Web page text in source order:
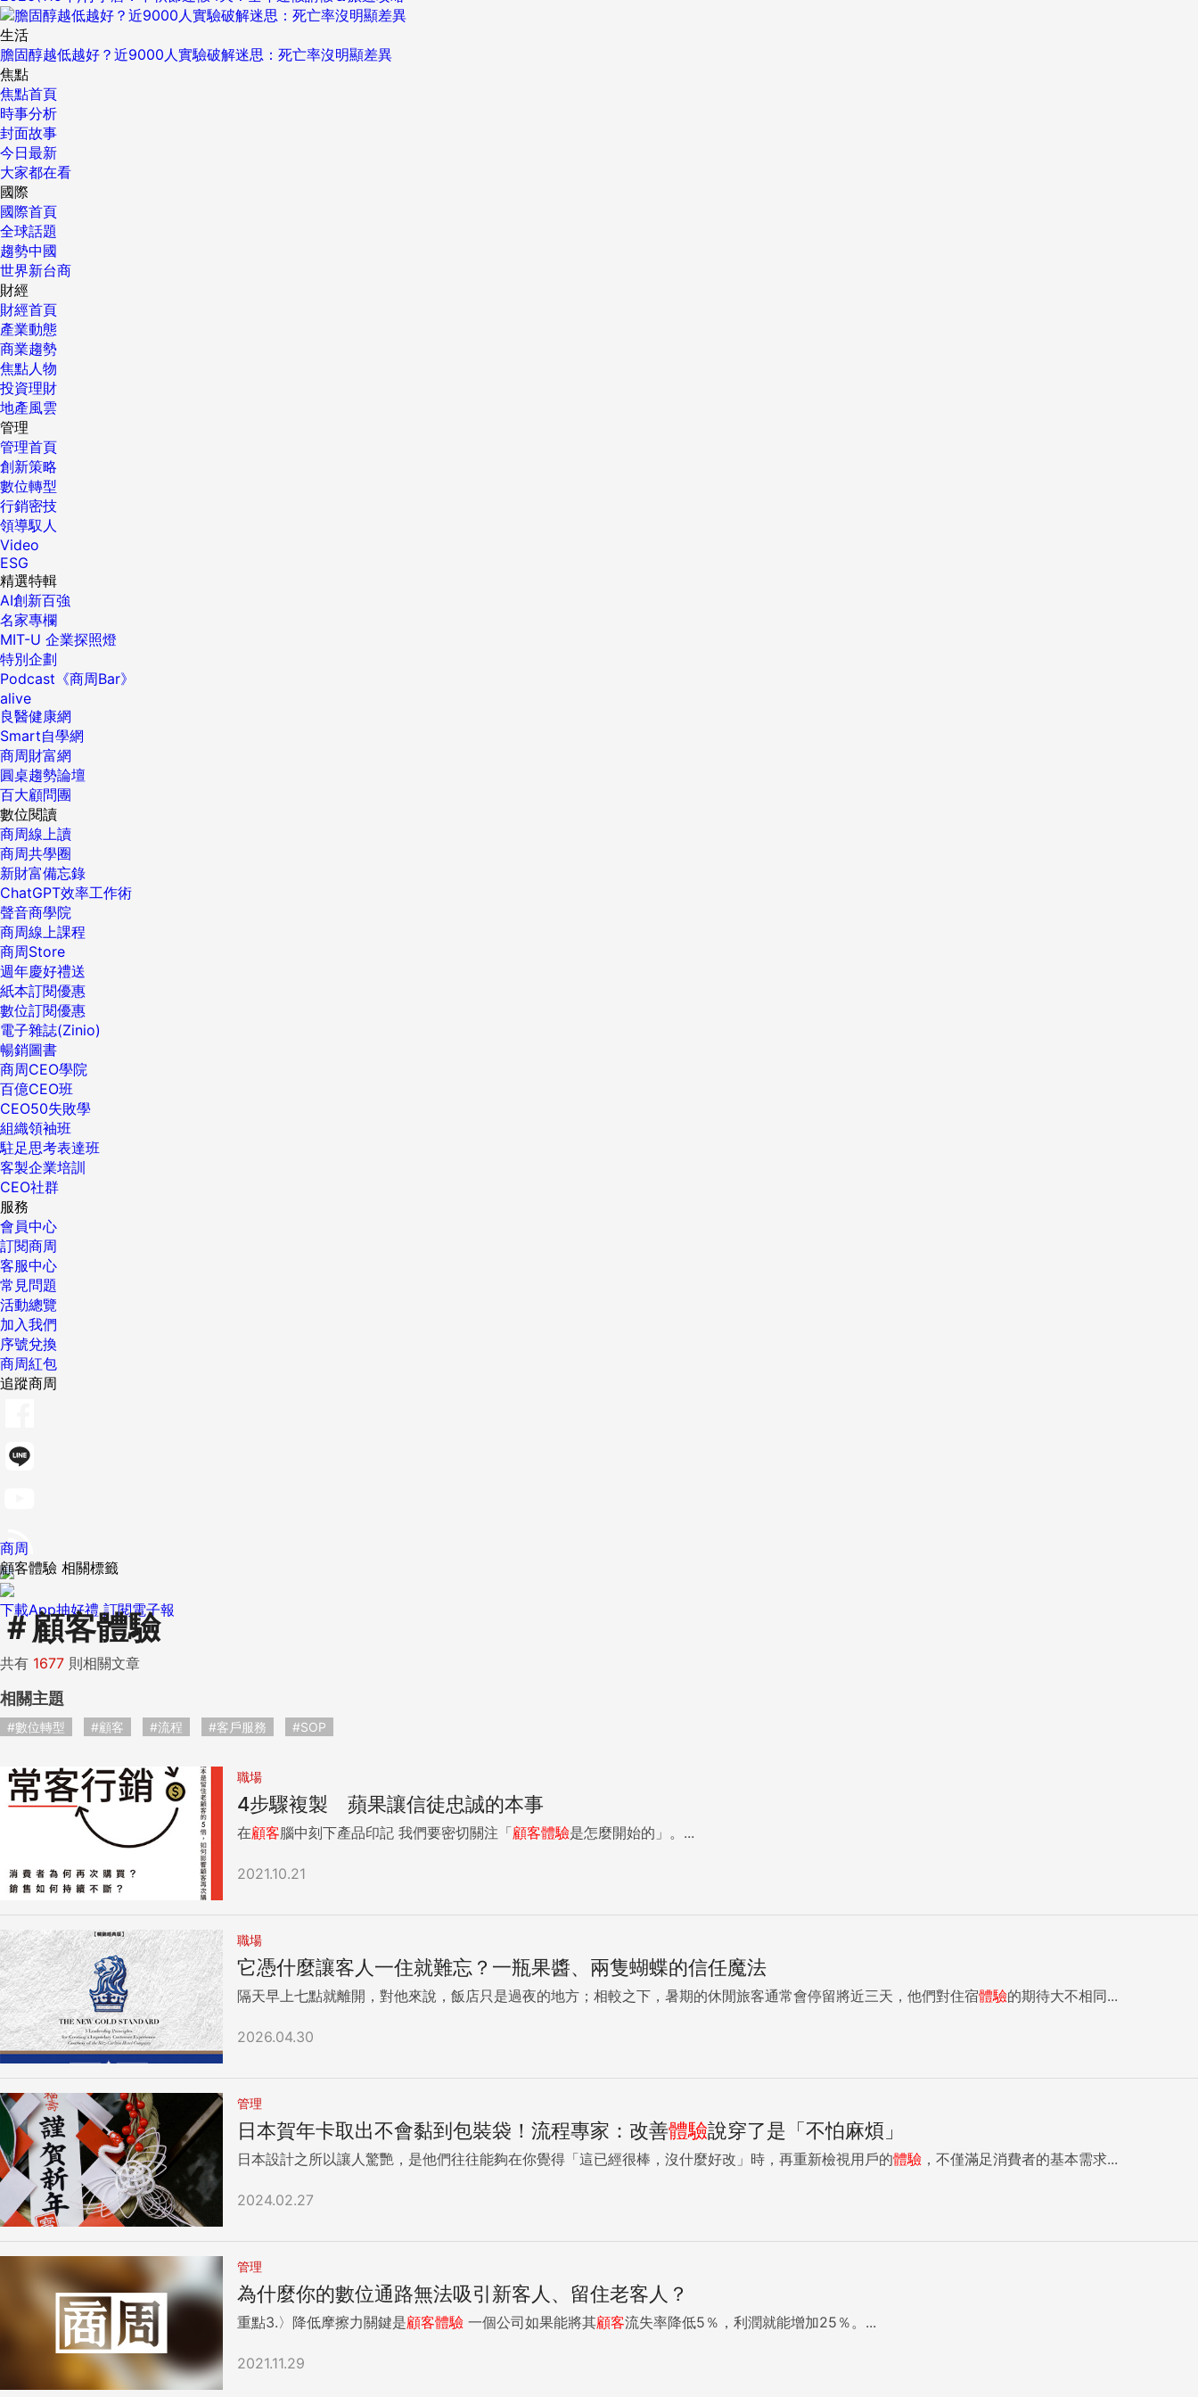
生活
膽固醇越低越好？近9000人實驗破解迷思：死亡率沒明顯差異
焦點
焦點首頁
時事分析
封面故事
今日最新
大家都在看
國際
國際首頁
全球話題
趨勢中國
世界新台商
財經
財經首頁
產業動態
商業趨勢
焦點人物
投資理財
地產風雲
管理
管理首頁
創新策略
數位轉型
行銷密技
領導馭人
Video
ESG
精選特輯
AI創新百強
名家專欄
MIT-U 企業探照燈
特別企劃
Podcast《商周Bar》
alive
良醫健康網
Smart自學網
商周財富網
圓桌趨勢論壇
百大顧問團
數位閱讀
商周線上讀
商周共學圈
新財富備忘錄
ChatGPT效率工作術
聲音商學院
商周線上課程
商周Store
週年慶好禮送
紙本訂閱優惠
數位訂閱優惠
電子雜誌(Zinio)
暢銷圖書
商周CEO學院
百億CEO班
CEO50失敗學
組織領袖班
駐足思考表達班
客製企業培訓
CEO社群
服務
會員中心
訂閱商周
客服中心
常見問題
活動總覽
加入我們
序號兌換
商周紅包
追蹤商周
下載App抽好禮 訂閱電子報
商周
顧客體驗 相關標籤
＃顧客體驗
共有 1677 則相關文章
相關主題
#數位轉型 #顧客 #流程 #客戶服務 #SOP
職場
4步驟複製 蘋果讓信徒忠誠的本事
在顧客 腦中刻下產品印記 我們要密切關注「顧客體驗是怎麼開始的」。...
2021.10.21
職場
它憑什麼讓客人一住就難忘？一瓶果醬、兩隻蝴蝶的信任魔法
隔天早上七點就離開，對他來說，飯店只是過夜的地方；相較之下，暑期的休閒旅客通常會停留將近三天，他們對住宿體驗的期待大不相同...
2026.04.30
管理
日本賀年卡取出不會黏到包裝袋！流程專家：改善體驗說穿了是「不怕麻煩」
日本設計之所以讓人驚艷，是他們往往能夠在你覺得「這已經很棒，沒什麼好改」時，再重新檢視用戶的體驗 ，不僅滿足消費者的基本需求...
2024.02.27
管理
為什麼你的數位通路無法吸引新客人、留住老客人？
重點3.〉降低摩擦力關鍵是顧客體驗 一個公司如果能將其顧客流失率降低5％，利潤就能增加25％。...
2021.11.29